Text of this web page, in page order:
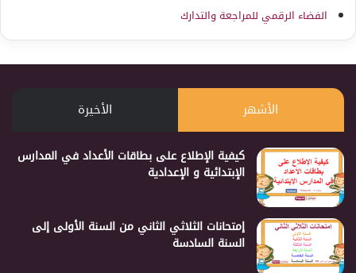
الفضاء الرقمي للمراجعة والتدارك
الأشهر الأخيرة
كيفية الإطلاع على بطاقات الأعداد في المدارس
الإبتدائية و الإعدادية
إمتحانات الثلاثي الثاني من السنة الأولى إلى
السنة السادسة